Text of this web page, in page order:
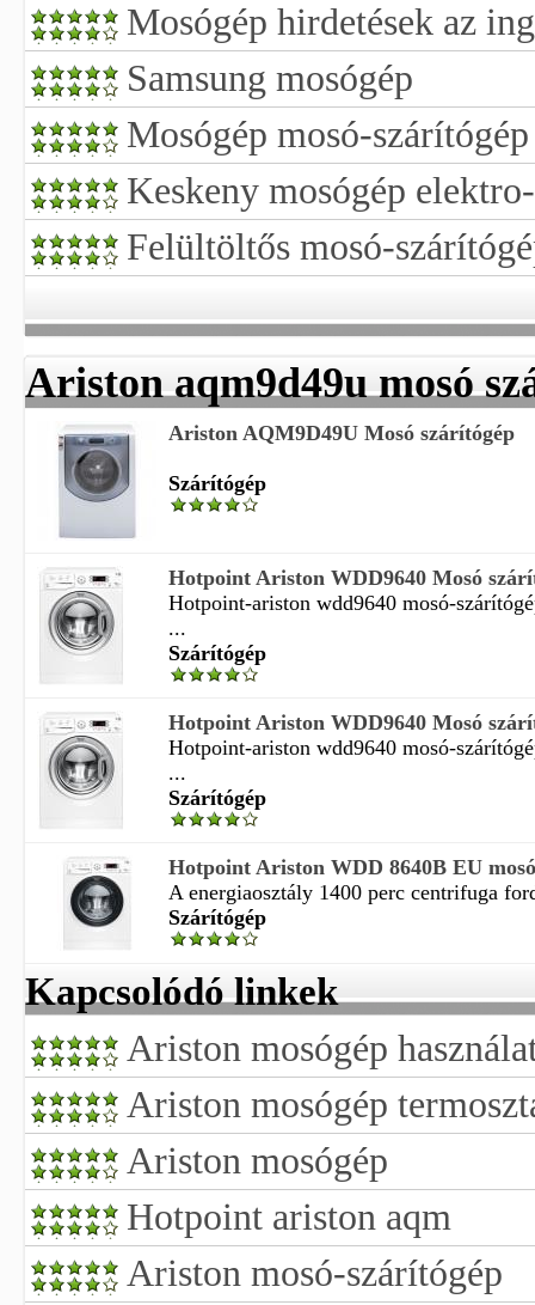
Mosógép hirdetések az
Samsung mosógép
Mosógép mosó-
Keskeny mosógép
Felültöltős mosó-
Ariston aqm9d49u mosó
Ariston AQM9D49U Mosó szárítógép
Szárítógép
Hotpoint Ariston WDD9640 Mosó
Hotpoint-ariston wdd9640 mosó-
...
Szárítógép
Hotpoint Ariston WDD9640 Mosó
Hotpoint-ariston wdd9640 mosó-
...
Szárítógép
Hotpoint Ariston WDD 8640B EU
A energiaosztály 1400 perc centrifuga
Szárítógép
Kapcsolódó linkek
Ariston mosógép
Ariston mosógép
Ariston mosógép
Hotpoint ariston aqm
Ariston mosó-szárítógép